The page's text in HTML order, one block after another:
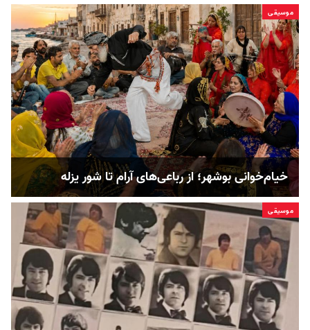
موسیقی
خیام‌خوانی بوشهر؛ از رباعی‌های آرام تا شور یزله
موسیقی